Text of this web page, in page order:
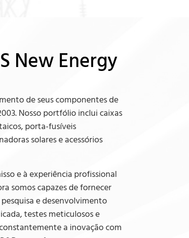
New Energy
de seus componentes de
Nosso portfólio inclui caixas
porta-fusíveis
solares e acessórios
e à experiência profissional
somos capazes de fornecer
e desenvolvimento
testes meticulosos e
a inovação com